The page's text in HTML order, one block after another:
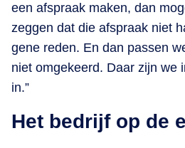
een afspraak maken, dan
zeggen dat die afspraak niet
gene reden. En dan passen
niet omgekeerd. Daar zijn we
in.”
Het bedrijf op de